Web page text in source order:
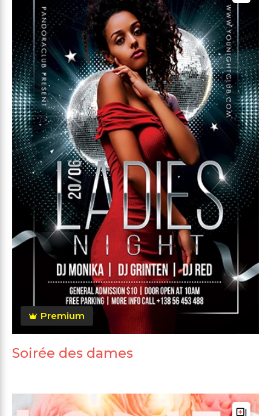
Premium
Soirée des dames